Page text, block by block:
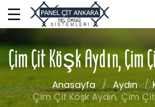
Çim Çit Köşk Aydın, Çim
Anasayfa Aydın
Çim Çit Köşk Aydın, Çim